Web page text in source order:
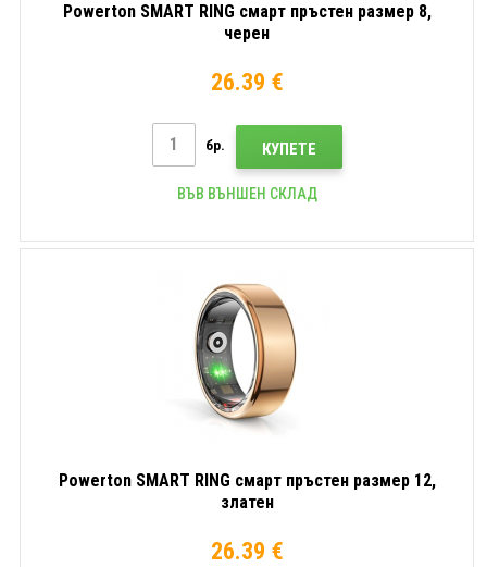
Powerton SMART RING смарт пръстен размер 8,
черен
26.39 €
бр. КУПЕТЕ
ВЪВ ВЪНШЕН СКЛАД
Powerton SMART RING смарт пръстен размер 12,
златен
26.39 €